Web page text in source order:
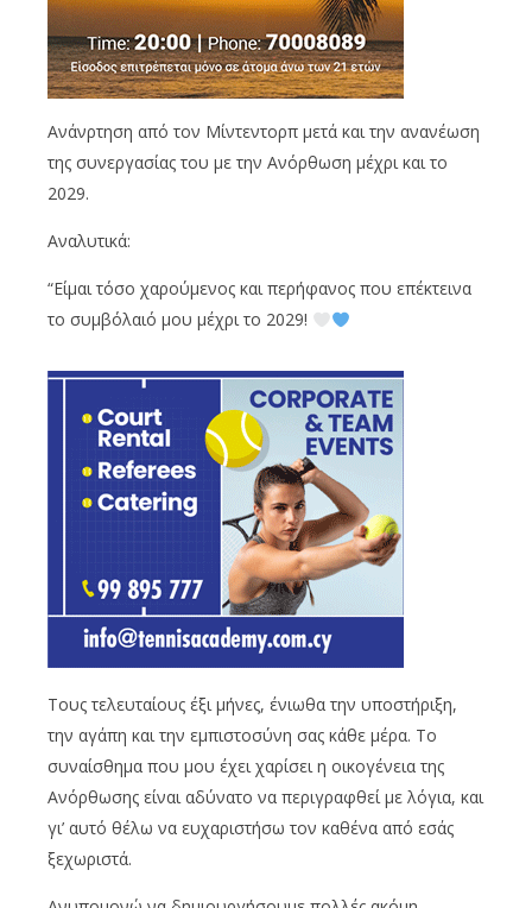
Ανάνρτηση από τον Μίντεντορπ μετά και την ανανέωση
της συνεργασίας του με την Ανόρθωση μέχρι και το
2029.
Αναλυτικά:
“Είμαι τόσο χαρούμενος και περήφανος που επέκτεινα
το συμβόλαιό μου μέχρι το 2029!
Τους τελευταίους έξι μήνες, ένιωθα την υποστήριξη,
την αγάπη και την εμπιστοσύνη σας κάθε μέρα. Το
συναίσθημα που μου έχει χαρίσει η οικογένεια της
Ανόρθωσης είναι αδύνατο να περιγραφθεί με λόγια, και
γι’ αυτό θέλω να ευχαριστήσω τον καθένα από εσάς
ξεχωριστά.